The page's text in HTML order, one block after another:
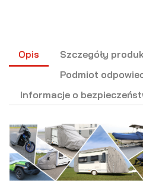
Opis
Szczegóły
Podmiot
Informacje o